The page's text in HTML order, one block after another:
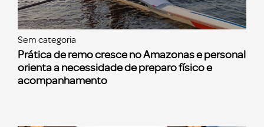
Sem categoria
Prática de remo cresce no Amazonas e personal
orienta a necessidade de preparo físico e
acompanhamento